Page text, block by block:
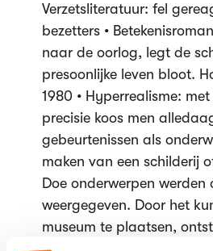
Verzetsliteratuur: fel
bezetters •
naar de oorlog, legt de
presoonlijke leven bloot.
1980 • Hyperrealisme:
precisie koos men
gebeurtenissen als
maken van een schilderij
Doe onderwerpen werden
weergegeven. Door het
museum te plaatsen,